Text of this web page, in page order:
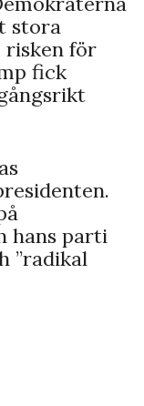
stora
risken för
fick
hans parti
”radikal